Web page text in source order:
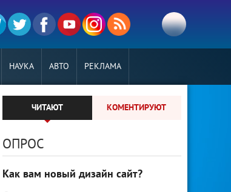
НАУКА АВТО РЕКЛАМА
ЧИТАЮТ КОМЕНТИРУЮТ
ОПРОС
Как вам новый дизайн сайт?